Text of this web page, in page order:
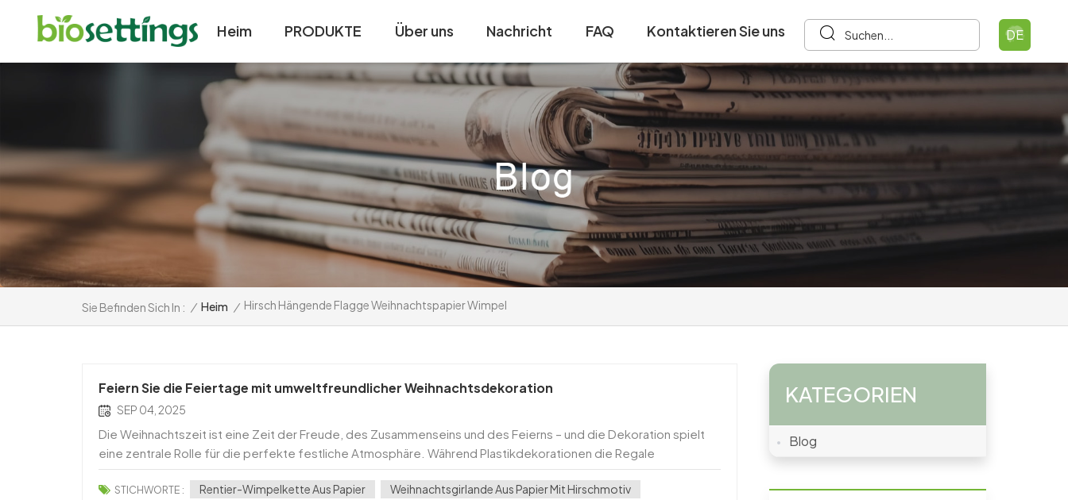
Heim PRODUKTE Über uns Nachricht FAQ Kontaktieren Sie uns DE
Sie Befinden Sich In : / Heim / Hirsch Hängende Flagge Weihnachtspapier Wimpel
Feiern Sie die Feiertage mit umweltfreundlicher Weihnachtsdekoration
SEP 04, 2025
Die Weihnachtszeit ist eine Zeit der Freude, des Zusammenseins und des Feierns – und die Dekoration spielt
eine zentrale Rolle für die perfekte festliche Atmosphäre. Während Plastikdekorationen die Regale
dominieren, greifen immer mehr Familien und Eventplaner zu nachhaltigen Optionen, die sowohl st...
STICHWORTE : Rentier-Wimpelkette Aus Papier
Weihnachtsgirlande Aus Papier Mit Hirschmotiv
KATEGORIEN
Blog